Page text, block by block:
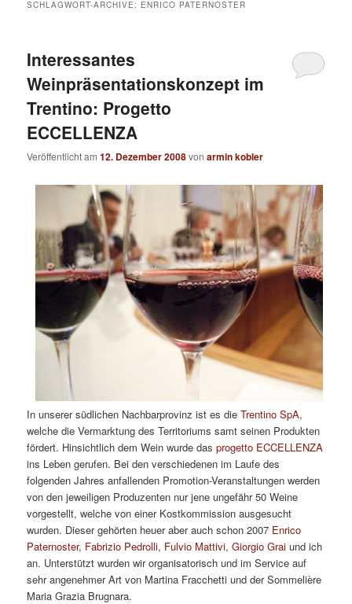
SCHLAGWORT-ARCHIVE: ENRICO PATERNOSTER
Interessantes
Weinpräsentationskonzept im
Trentino: Progetto
ECCELLENZA
Veröffentlicht am12. Dezember 2008vonarmin kobler
In unserer südlichen Nachbarprovinz ist es dieTrentino SpA,
welche die Vermarktung des Territoriums samt seinen Produkten
fördert. Hinsichtlich dem Wein wurde dasprogetto ECCELLENZA
ins Leben gerufen. Bei den verschiedenen im Laufe des
folgenden Jahres anfallenden Promotion-Veranstaltungen werden
von den jeweiligen Produzenten nur jene ungefähr 50 Weine
vorgestellt, welche von einer Kostkommission ausgesucht
wurden. Dieser gehörten heuer aber auch schon 2007 Enrico
Paternoster, Fabrizio Pedrolli, Fulvio Mattivi,Giorgio Grai und ich
an. Unterstützt wurden wir organisatorisch und im Service auf
sehr angenehmer Art von Martina Fracchetti und der Sommelière
Maria Grazia Brugnara.